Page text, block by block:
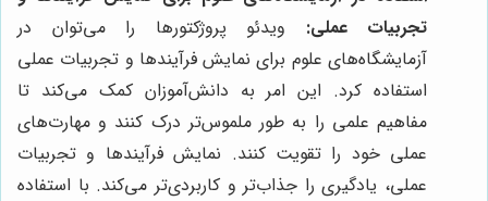
تجربیات عملی: ویدئو پروژکتورها را می‌توان در
آزمایشگاه‌های علوم برای نمایش فرآیندها و تجربیات عملی
استفاده کرد. این امر به دانش‌آموزان کمک می‌کند تا
مفاهیم علمی را به طور ملموس‌تر درک کنند و مهارت‌های
عملی خود را تقویت کنند. نمایش فرآیندها و تجربیات
عملی، یادگیری را جذاب‌تر و کاربردی‌تر می‌کند. با استفاده